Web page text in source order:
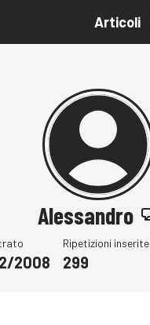
Articoli
Alessandro
2008
Ripetizioni inserite
299